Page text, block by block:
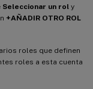
Seleccionar un rol y
+AÑADIR OTRO ROL
roles que definen
roles a esta cuenta